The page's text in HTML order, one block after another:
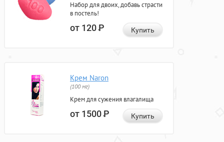
Набор для двоих, добавь страсти
в постель!
от 120Р Купить
Крем Naron
(100 мг)
Крем для сужения влагалища
от 1500Р Купить